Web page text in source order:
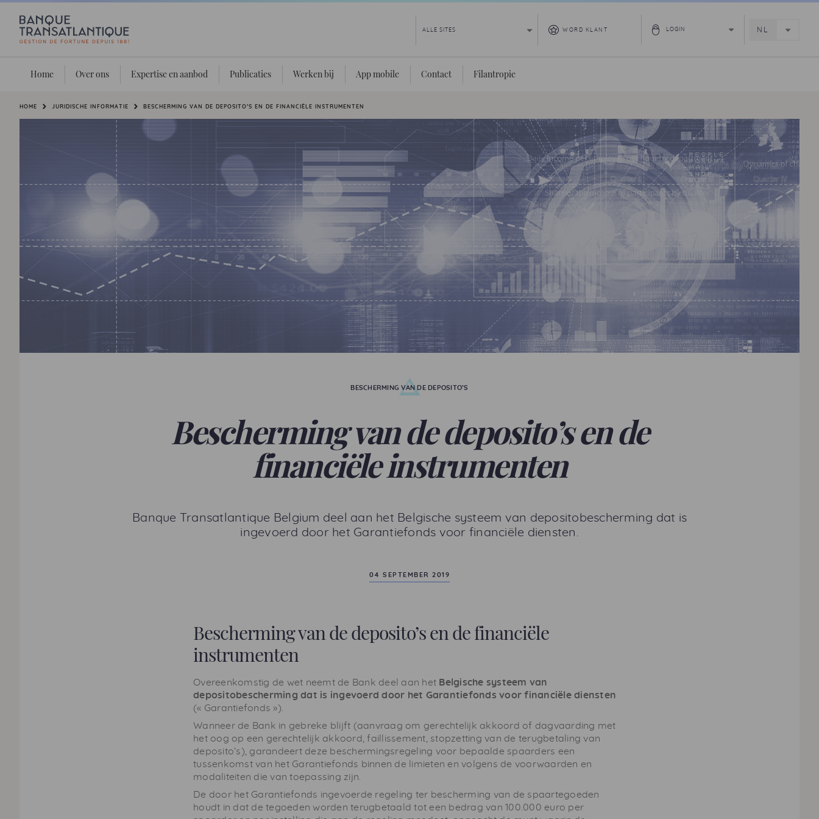
WORD KLANT
Home Over ons Expertise en aanbod Publicaties Werken bij App mobile Contact Filantropie
Je bent hier:
HOME JURIDISCHE INFORMATIE BESCHERMING VAN DE DEPOSITO’S EN DE FINANCIËLE INSTRUMENTEN
BESCHERMING VAN DE DEPOSITO’S
Bescherming van de deposito’s en de
financiële instrumenten
Banque Transatlantique Belgium deel aan het Belgische systeem van depositobescherming dat is
ingevoerd door het Garantiefonds voor financiële diensten.
04 SEPTEMBER 2019
Bescherming van de deposito’s en de financiële
instrumenten
Overeenkomstig de wet neemt de Bank deel aan het Belgische systeem van
depositobescherming dat is ingevoerd door het Garantiefonds voor financiële diensten
(« Garantiefonds »).
Wanneer de Bank in gebreke blijft (aanvraag om gerechtelijk akkoord of dagvaarding met
het oog op een gerechtelijk akkoord, faillissement, stopzetting van de terugbetaling van
deposito’s), garandeert deze beschermingsregeling voor bepaalde spaarders een
tussenkomst van het Garantiefonds binnen de limieten en volgens de voorwaarden en
modaliteiten die van toepassing zijn.
De door het Garantiefonds ingevoerde regeling ter bescherming van de spaartegoeden
houdt in dat de tegoeden worden terugbetaald tot een bedrag van 100.000 euro per